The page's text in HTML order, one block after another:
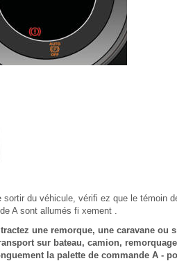
sortir du véhicule, vérifi ez que le témoin
A sont allumés fi xement .
une remorque, une caravane
sur bateau, camion,
la palette de commande A -